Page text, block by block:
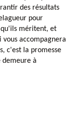
des résultats
pour
méritent, et
accompagnera
c'est la promesse
à